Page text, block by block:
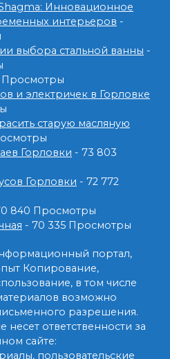
Инновационное
интерьеров -
выбора стальной ванны -
Просмотры
и электричек в Горловке
старую масляную
Горловки - 73 803
Горловки - 72 772
840 Просмотры
- 70 335 Просмотры
портал,
Копирование,
в том числе
возможно
разрешения.
несет ответственности за
сайте:
пользовательские